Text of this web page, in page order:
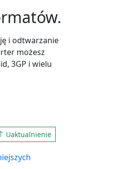
i odtwarzanie
możesz
3GP i wielu
Uaktualnienie